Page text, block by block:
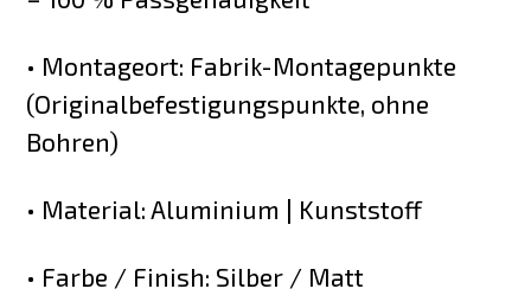
• Montageort: Fabrik-Montagepunkte
(Originalbefestigungspunkte, ohne
Bohren)
• Material: Aluminium | Kunststoff
• Farbe / Finish: Silber / Matt